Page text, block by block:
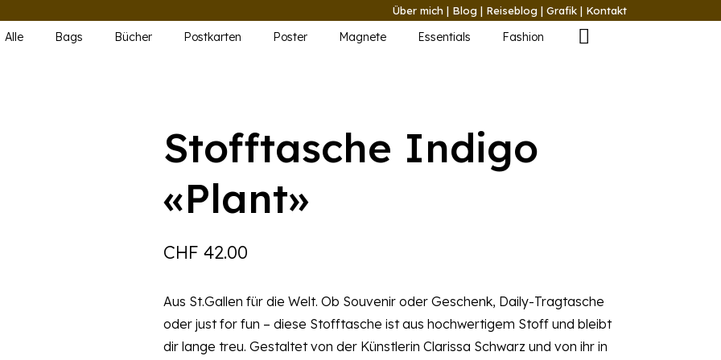
Über mich | Blog | Reiseblog | Grafik | Kontakt
Alle Bags Bücher Postkarten Poster Magnete Essentials Fashion
Stofftasche Indigo
«Plant»
CHF 42.00
Aus St.Gallen für die Welt. Ob Souvenir oder Geschenk, Daily-Tragtasche
oder just for fun – diese Stofftasche ist aus hochwertigem Stoff und bleibt
dir lange treu. Gestaltet von der Künstlerin Clarissa Schwarz und von ihr in